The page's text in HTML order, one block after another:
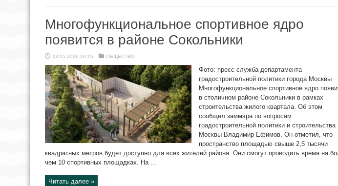
Многофункциональное спортивное ядро
появится в районе Сокольники
13.05.2026 19:25 ОБЩЕСТВО
Фото: пресс-служба департамента
градостроительной политики города Москвы
Многофункциональное спортивное ядро
в столичном районе Сокольники в рамках
строительства жилого квартала. Об этом
сообщил заммэра по вопросам
градостроительной политики и строительства
Москвы Владимир Ефимов. Он отметил, что
пространство площадью свыше 2,5 тысячи
квадратных метров будет доступно для всех жителей района. Они смогут проводить время на
чем 10 спортивных площадках. На ...
Читать далее »